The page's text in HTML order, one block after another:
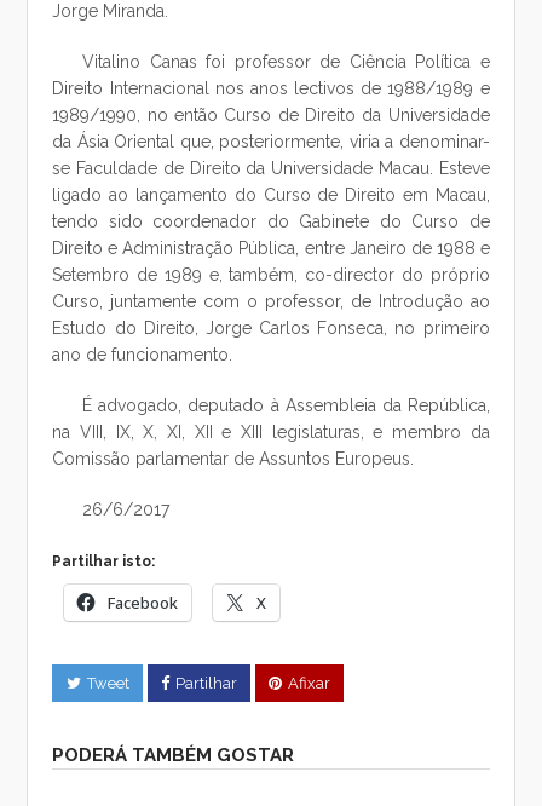
Jorge Miranda.
Vitalino Canas foi professor de Ciência Política e
Direito Internacional nos anos lectivos de 1988/1989 e
1989/1990, no então Curso de Direito da Universidade
da Ásia Oriental que, posteriormente, viria a denominar-
se Faculdade de Direito da Universidade Macau. Esteve
ligado ao lançamento do Curso de Direito em Macau,
tendo sido coordenador do Gabinete do Curso de
Direito e Administração Pública, entre Janeiro de 1988 e
Setembro de 1989 e, também, co-director do próprio
Curso, juntamente com o professor, de Introdução ao
Estudo do Direito, Jorge Carlos Fonseca, no primeiro
ano de funcionamento.
É advogado, deputado à Assembleia da República,
na VIII, IX, X, XI, XII e XIII legislaturas, e membro da
Comissão parlamentar de Assuntos Europeus.
26/6/2017
Partilhar isto:
Facebook X
Tweet Partilhar Afixar
PODERÁ TAMBÉM GOSTAR